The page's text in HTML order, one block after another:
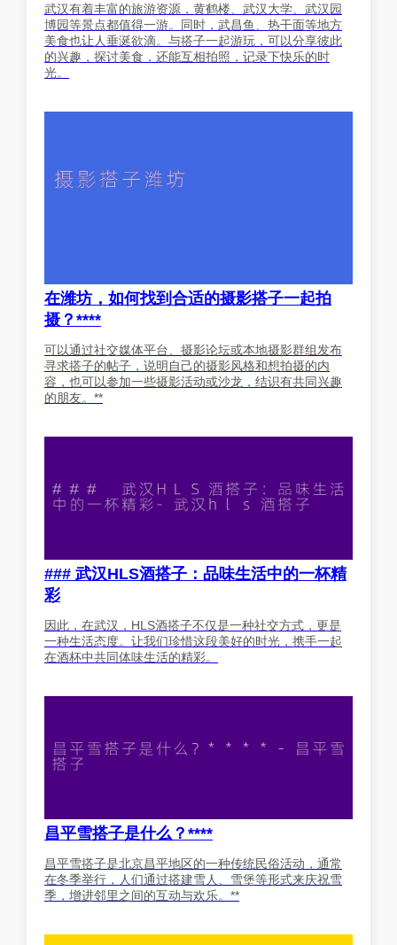
武汉有着丰富的旅游资源，黄鹤楼、武汉大学、武汉园
博园等景点都值得一游。同时，武昌鱼、热干面等地方
美食也让人垂涎欲滴。与搭子一起游玩，可以分享彼此
的兴趣，探讨美食，还能互相拍照，记录下快乐的时
光。
在潍坊，如何找到合适的摄影搭子一起拍
摄？****
可以通过社交媒体平台、摄影论坛或本地摄影群组发布
寻求搭子的帖子，说明自己的摄影风格和想拍摄的内
容，也可以参加一些摄影活动或沙龙，结识有共同兴趣
的朋友。**
### 武汉HLS酒搭子：品味生活中的一杯精
彩
因此，在武汉，HLS酒搭子不仅是一种社交方式，更是
一种生活态度。让我们珍惜这段美好的时光，携手一起
在酒杯中共同体味生活的精彩。
昌平雪搭子是什么？****
昌平雪搭子是北京昌平地区的一种传统民俗活动，通常
在冬季举行，人们通过搭建雪人、雪堡等形式来庆祝雪
季，增进邻里之间的互动与欢乐。**